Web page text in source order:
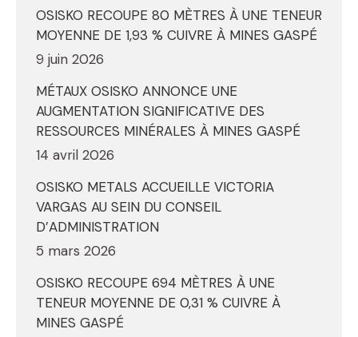
OSISKO RECOUPE 80 MÈTRES À UNE TENEUR
MOYENNE DE 1,93 % CUIVRE À MINES GASPÉ
9 juin 2026
MÉTAUX OSISKO ANNONCE UNE
AUGMENTATION SIGNIFICATIVE DES
RESSOURCES MINÉRALES À MINES GASPÉ
14 avril 2026
OSISKO METALS ACCUEILLE VICTORIA
VARGAS AU SEIN DU CONSEIL
D’ADMINISTRATION
5 mars 2026
OSISKO RECOUPE 694 MÈTRES À UNE
TENEUR MOYENNE DE 0,31 % CUIVRE À
MINES GASPÉ